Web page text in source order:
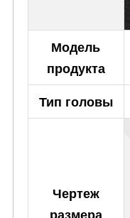
Модель
продукта
Тип головы
Чертеж
размера